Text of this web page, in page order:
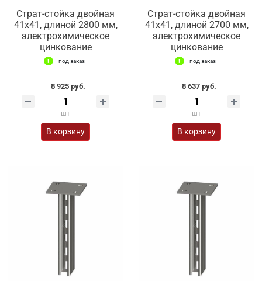
Страт-стойка двойная
41х41, длиной 2800 мм,
электрохимическое
цинкование
под заказ
8 925 руб.
шт
В корзину
Страт-стойка двойная
41х41, длиной 2700 мм,
электрохимическое
цинкование
под заказ
8 637 руб.
шт
В корзину